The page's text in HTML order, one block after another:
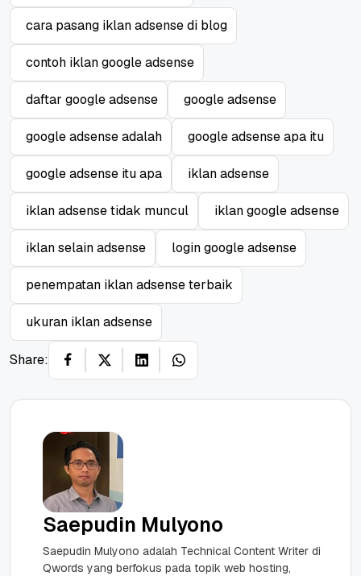
cara pasang iklan adsense di blog
contoh iklan google adsense
daftar google adsense google adsense
google adsense adalah google adsense apa itu
google adsense itu apa iklan adsense
iklan adsense tidak muncul iklan google adsense
iklan selain adsense login google adsense
penempatan iklan adsense terbaik
ukuran iklan adsense
Share:
Saepudin Mulyono
Saepudin Mulyono adalah Technical Content Writer di
Qwords yang berfokus pada topik web hosting,